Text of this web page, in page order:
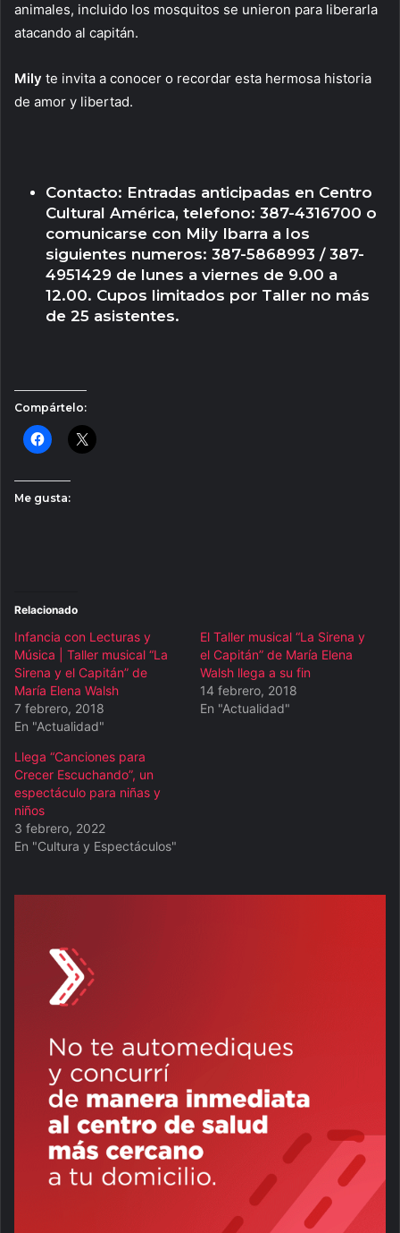
animales, incluido los mosquitos se unieron para liberarla
atacando al capitán.
Mily te invita a conocer o recordar esta hermosa historia
de amor y libertad.
Contacto: Entradas anticipadas en Centro
Cultural América, telefono: 387-4316700 o
comunicarse con Mily Ibarra a los
siguientes numeros: 387-5868993 / 387-
4951429 de lunes a viernes de 9.00 a
12.00. Cupos limitados por Taller no más
de 25 asistentes.
Compártelo:
Me gusta:
Relacionado
Infancia con Lecturas y
Música | Taller musical “La
Sirena y el Capitán” de
María Elena Walsh
7 febrero, 2018
En "Actualidad"
El Taller musical “La Sirena y
el Capitán” de María Elena
Walsh llega a su fin
14 febrero, 2018
En "Actualidad"
Llega “Canciones para
Crecer Escuchando”, un
espectáculo para niñas y
niños
3 febrero, 2022
En "Cultura y Espectáculos"